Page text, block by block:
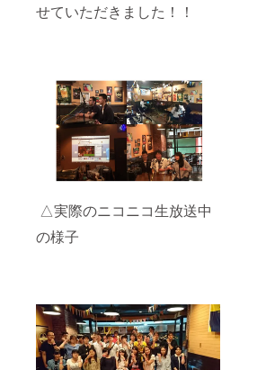
せていただきました！！
△実際のニコニコ生放送中
の様子